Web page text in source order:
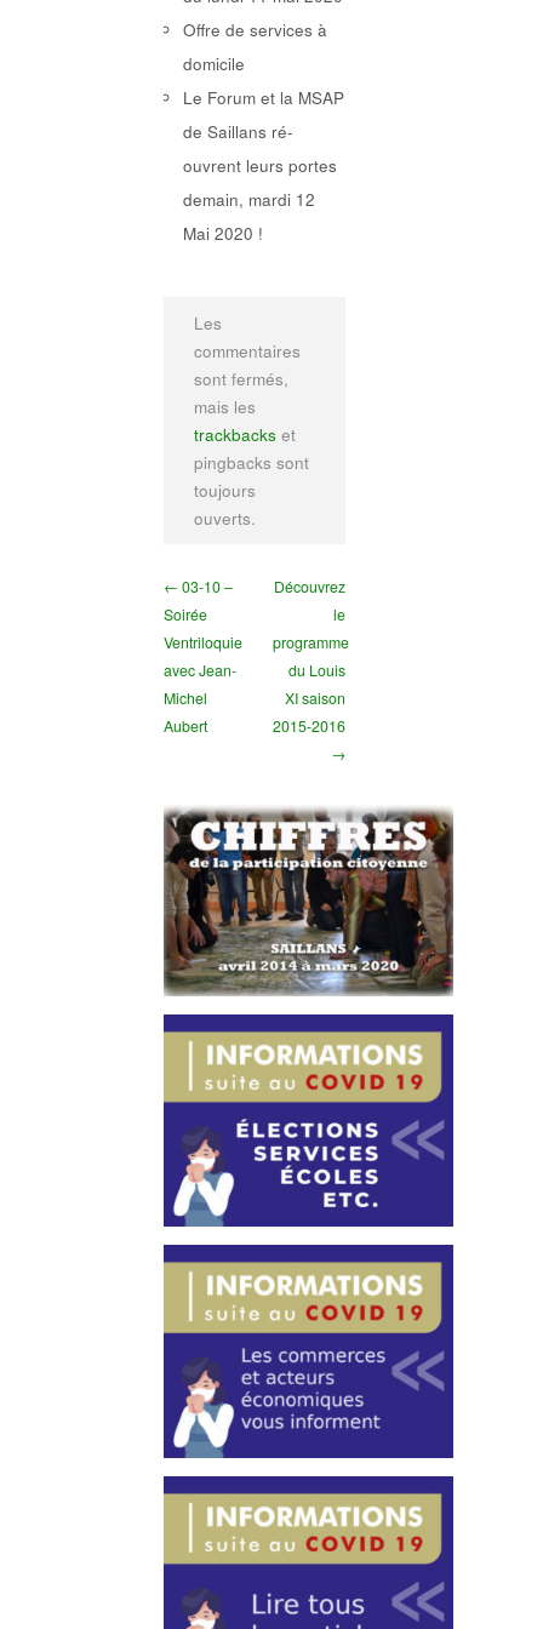
Offre de services à
domicile
Le Forum et la MSAP
de Saillans ré-
ouvrent leurs portes
demain, mardi 12
Mai 2020 !
Les
commentaires
sont fermés,
mais les
trackbacks et
pingbacks sont
toujours
ouverts.
← 03-10 –
Soirée
Ventriloquie
avec Jean-
Michel
Aubert
Découvrez
le
programme
du Louis
XI saison
2015-2016
→